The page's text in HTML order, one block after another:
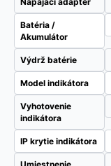
Batéria /
Akumulátor
Výdrž batérie
Model indikátora
Vyhotovenie
indikátora
IP krytie indikátora